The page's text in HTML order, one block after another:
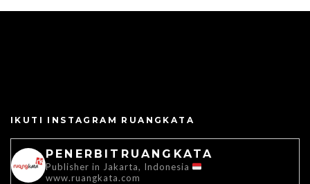
IKUTI INSTAGRAM RUANGKATA
PENERBITRUANGKATA
Publisher in Jakarta, Indonesia
www.ruangkata.com